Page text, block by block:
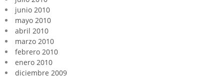
junio 2010
mayo 2010
abril 2010
marzo 2010
febrero 2010
enero 2010
diciembre 2009